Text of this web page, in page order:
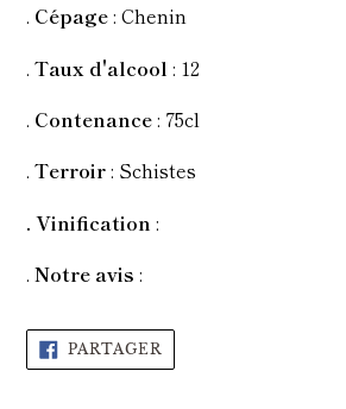
. Cépage: Chenin
. Taux d'alcool : 12
. Contenance: 75cl
. Terroir: Schistes
. Vinification :
. Notre avis :
PARTAGER
SUR
FACEBOOK